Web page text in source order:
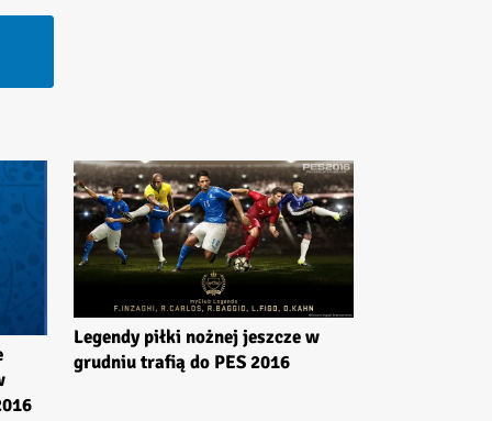
Legendy piłki nożnej jeszcze w
grudniu trafią do PES 2016